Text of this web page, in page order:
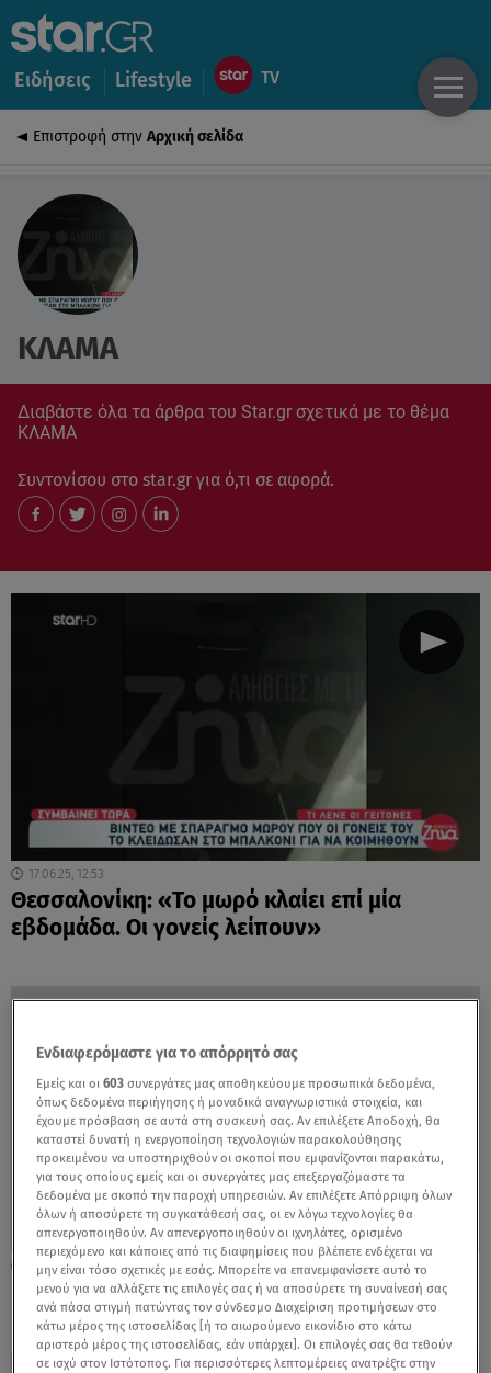
Ειδήσεις Lifestyle
Επιστροφή στην Αρχική σελίδα
ΚΛΑΜΑ
Διαβάστε όλα τα άρθρα του Star.gr σχετικά με το θέμα
ΚΛΑΜΑ
Συντονίσου στο star.gr για ό,τι σε αφορά.
17.06.25, 12:53
Θεσσαλονίκη: «Το μωρό κλαίει επί μία
εβδομάδα. Οι γονείς λείπουν»
18.05.22, 17:48
Όταν... έκλαψε η Χριστίνα Μπόμπα;
Ενδιαφερόμαστε για το απόρρητό σας
Εμείς και οι603 συνεργάτες μας αποθηκεύουμε προσωπικά δεδομένα,
όπως δεδομένα περιήγησης ή μοναδικά αναγνωριστικά στοιχεία, και
έχουμε πρόσβαση σε αυτά στη συσκευή σας. Αν επιλέξετε Αποδοχή, θα
καταστεί δυνατή η ενεργοποίηση τεχνολογιών παρακολούθησης
προκειμένου να υποστηριχθούν οι σκοποί που εμφανίζονται παρακάτω,
για τους οποίους εμείς και οι συνεργάτες μας επεξεργαζόμαστε τα
δεδομένα με σκοπό την παροχή υπηρεσιών. Αν επιλέξετε Απόρριψη όλων
όλων ή αποσύρετε τη συγκατάθεσή σας, οι εν λόγω τεχνολογίες θα
απενεργοποιηθούν. Αν απενεργοποιηθούν οι ιχνηλάτες, ορισμένο
περιεχόμενο και κάποιες από τις διαφημίσεις που βλέπετε ενδέχεται να
μην είναι τόσο σχετικές με εσάς. Μπορείτε να επανεμφανίσετε αυτό το
μενού για να αλλάξετε τις επιλογές σας ή να αποσύρετε τη συναίνεσή σας
ανά πάσα στιγμή πατώντας τον σύνδεσμο Διαχείριση προτιμήσεων στο
κάτω μέρος της ιστοσελίδας [ή το αιωρούμενο εικονίδιο στο κάτω
αριστερό μέρος της ιστοσελίδας, εάν υπάρχει]. Οι επιλογές σας θα τεθούν
σε ισχύ στον Ιστότοπος. Για περισσότερες λεπτομέρειες ανατρέξτε στην